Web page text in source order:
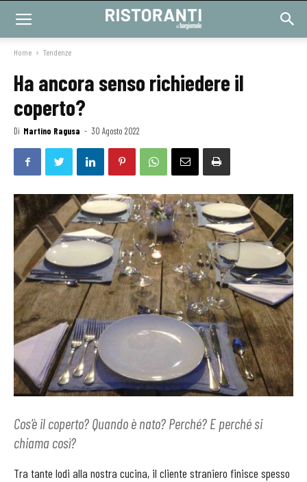
Home Tendenze
Ha ancora senso richiedere il
coperto?
Di Martino Ragusa - 30 Agosto 2022
Cos'è il coperto? Quando è nato? Perché? E perché si
chiama così?
Tra tante lodi alla nostra cucina, il cliente straniero finisce spesso